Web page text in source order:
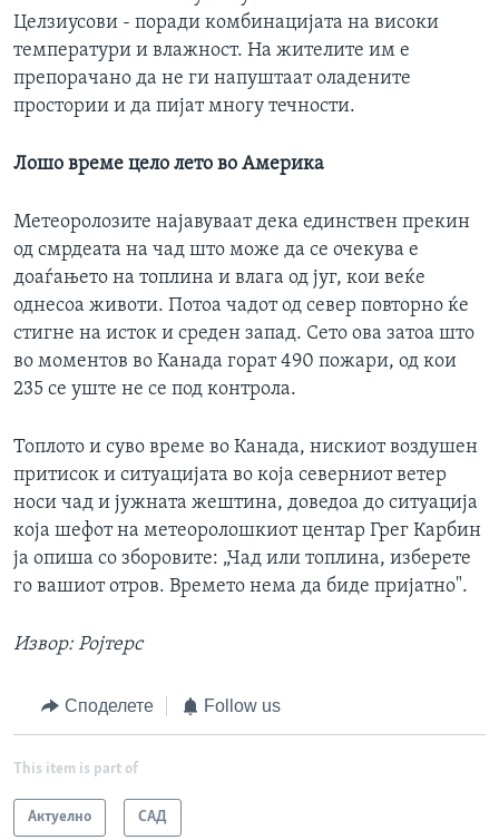
Целзиусови - поради комбинацијата на високи
температури и влажност. На жителите им е
препорачано да не ги напуштаат оладените
простории и да пијат многу течности.
Лошо време цело лето во Америка
Метеоролозите најавуваат дека единствен прекин
од смрдеата на чад што може да се очекува е
доаѓањето на топлина и влага од југ, кои веќе
однесоа животи. Потоа чадот од север повторно ќе
стигне на исток и среден запад. Сето ова затоа што
во моментов во Канада горат 490 пожари, од кои
235 се уште не се под контрола.
Топлото и суво време во Канада, нискиот воздушен
притисок и ситуацијата во која северниот ветер
носи чад и јужната жештина, доведоа до ситуација
која шефот на метеоролошкиот центар Грег Карбин
ја опиша со зборовите: „Чад или топлина, изберете
го вашиот отров. Времето нема да биде пријатно".
Извор: Ројтерс
Споделете Follow us
This item is part of
Актуелно САД